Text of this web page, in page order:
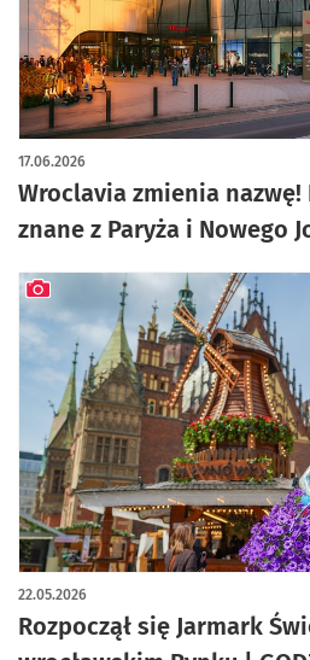
Wroclavia zmienia
znane z Paryża i Nowego
17.06.2026
artykuł z galerią zdjęć
Rozpoczął się Jarmark
22.05.2026
artykuł z galerią zdjęć